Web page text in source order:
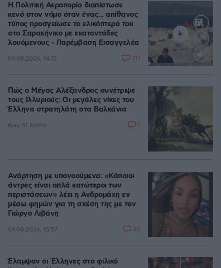
Loaded
Η Πολιτική Αεροπορία διαπίστωσε
κενό στον νόμο όταν ένας... απίθανος
τύπος προσγείωσε το ελικόπτερό του
στο Σαρακήνικο με εκατοντάδες
λουόμενους - Παρέμβαση Εισαγγελέα
09.08.2026, 14:15 211
Πώς ο Μέγας Αλέξανδρος συνέτριψε
τους Ιλλυριούς: Οι μεγάλες νίκες του
Έλληνα στρατηλάτη στα Βαλκάνια
πριν 41 λεπτά 1
Ανάρτηση με υπονοούμενα: «Κάποιοι
άντρες είναι απλά κατώτεροι των
περιστάσεων» λέει η Ανδρομάχη εν
μέσω φημών για τη σχέση της με τον
Γιώργο Λιβάνη
09.08.2026, 15:57 25
Έλαμψαν οι Έλληνες στο φιλικό